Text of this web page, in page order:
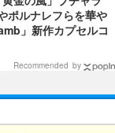
ポルナレフらを華や
」新作カプセルコ
場
Recommended by